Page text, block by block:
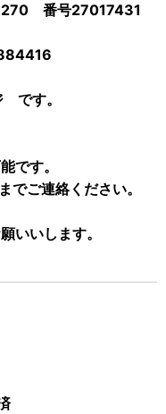
番号27017431
です。
です。
ご連絡ください。
いいします。